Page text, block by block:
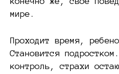
мире.
Проходит время,
Становится
контроль, страхи